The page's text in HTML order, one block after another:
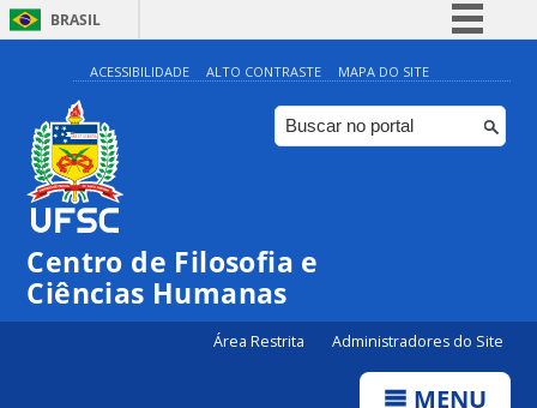
BRASIL
Simplifique!
Comunica BR
Participe
ACESSIBILIDADE ALTO CONTRASTE MAPA DO SITE
Centro de Filosofia e
Ciências Humanas
Área Restrita Administradores do Site
MENU